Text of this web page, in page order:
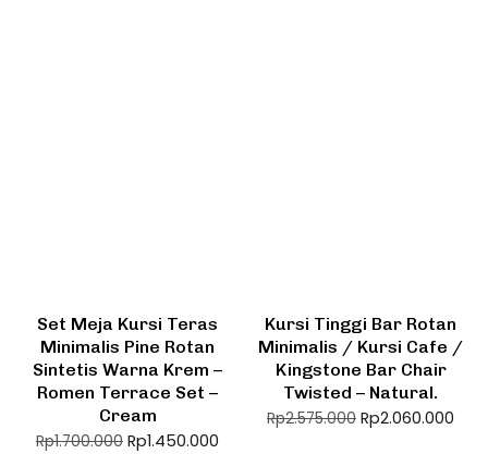
Set Meja Kursi Teras
Minimalis Pine Rotan
Sintetis Warna Krem –
Romen Terrace Set –
Cream
Rp1.700.000 Rp1.450.000
Kursi Tinggi Bar Rotan
Minimalis / Kursi Cafe /
Kingstone Bar Chair
Twisted – Natural.
Rp2.575.000 Rp2.060.000